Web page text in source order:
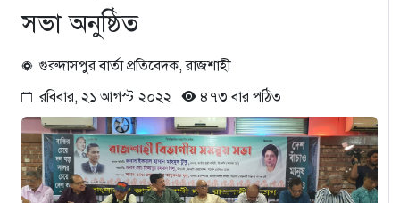
সভা অনুষ্ঠিত
গুরুদাসপুর বার্তা প্রতিবেদক, রাজশাহী
রবিবার, ২১ আগস্ট ২০২২
৪৭৩ বার পঠিত